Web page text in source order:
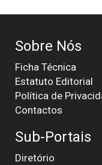
Sobre Nós
Ficha Técnica
Estatuto Editorial
Política de
Contactos
Sub-Portais
Diretório